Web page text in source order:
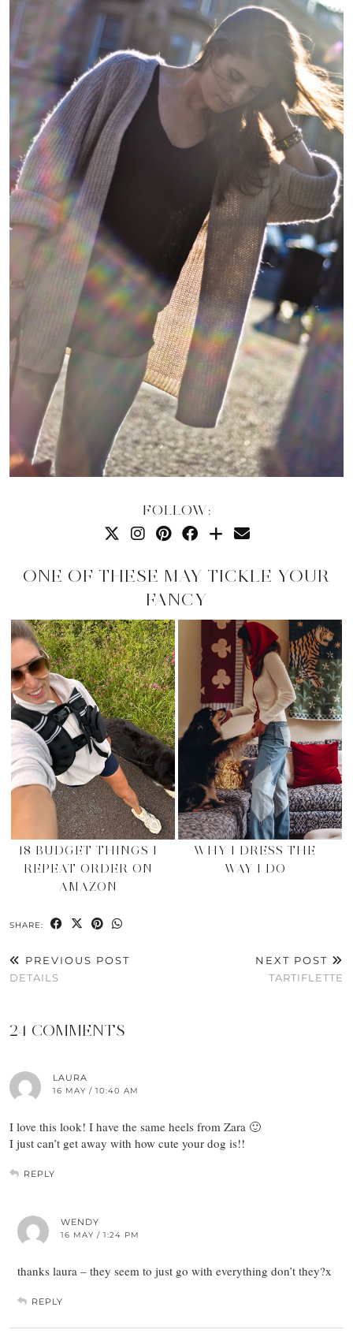
FOLLOW:
ONE OF THESE MAY TICKLE YOUR
FANCY
18 BUDGET THINGS I
REPEAT ORDER ON
AMAZON
WHY I DRESS THE
WAY I DO
SHARE:
PREVIOUS POST
DETAILS
NEXT POST
TARTIFLETTE
24 COMMENTS
LAURA
16 MAY / 10:40 AM
I love this look! I have the same heels from Zara 🙂
I just can’t get away with how cute your dog is!!
REPLY
WENDY
16 MAY / 1:24 PM
thanks laura – they seem to just go with everything don’t they?x
REPLY